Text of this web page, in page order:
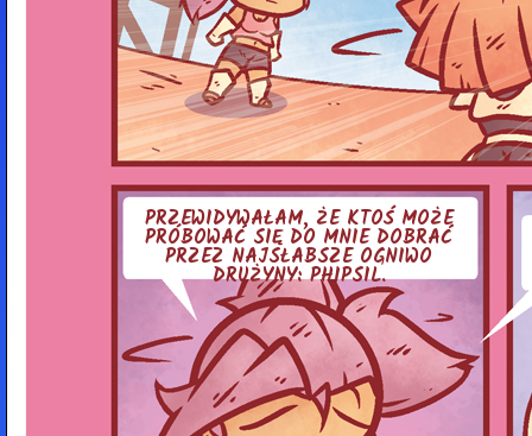
PRZE­WI­DY­WA­ŁAM, ŻE KTOŚ MOŻE
PRÓ­BO­WAĆ SIĘ DO MNIE DOBRAĆ
PRZEZ NAJ­SŁAB­SZE OGNIWO
DRUŻYNY: PHIPSIL.